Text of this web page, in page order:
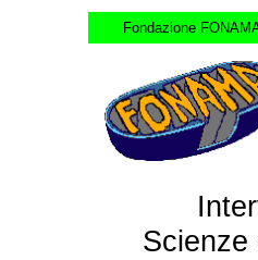
Fondazione
Scienze